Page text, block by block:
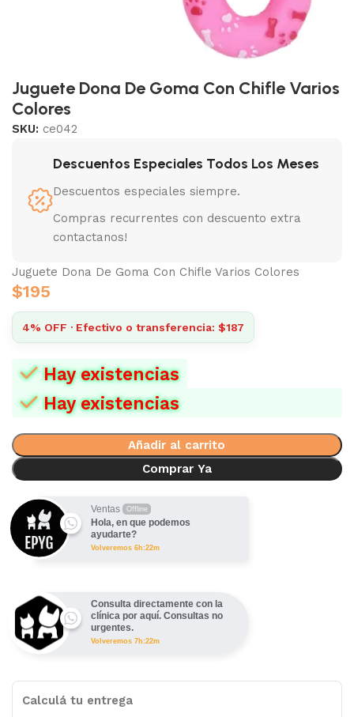
Juguete Dona De Goma Con Chifle Varios
Colores
SKU: ce042
Descuentos Especiales Todos Los Meses
Descuentos especiales siempre.
Compras recurrentes con descuento extra
contactanos!
Juguete Dona De Goma Con Chifle Varios Colores
$195
4% OFF · Efectivo o transferencia: $187
Hay existencias
Hay existencias
Añadir al carrito
Comprar Ya
Ventas Offline
Hola, en que podemos
ayudarte?
Volveremos 6h:22m
Consulta directamente con la
clínica por aquí. Consultas no
urgentes.
Volveremos 7h:22m
Calculá tu entrega